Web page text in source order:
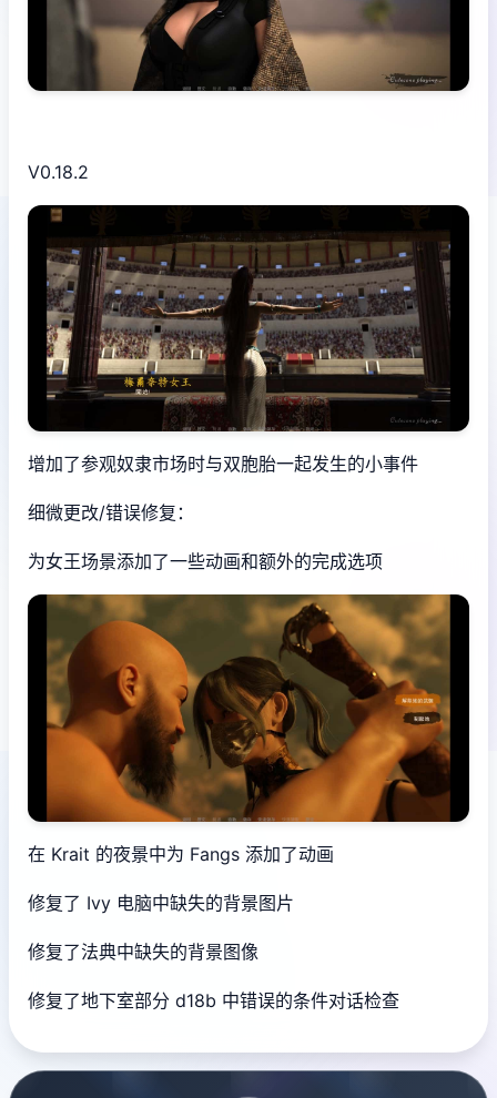
V0.18.2
增加了参观奴隶市场时与双胞胎一起发生的小事件
细微更改/错误修复：
为女王场景添加了一些动画和额外的完成选项
在 Krait 的夜景中为 Fangs 添加了动画
修复了 Ivy 电脑中缺失的背景图片
修复了法典中缺失的背景图像
修复了地下室部分 d18b 中错误的条件对话检查